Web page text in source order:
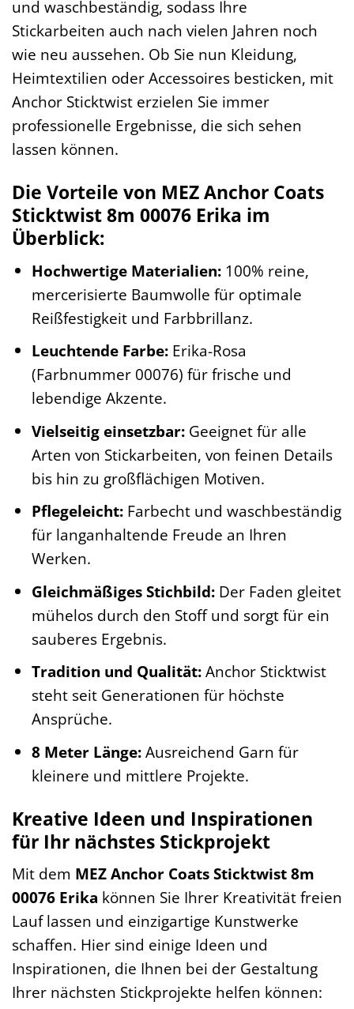
und waschbeständig, sodass Ihre
Stickarbeiten auch nach vielen Jahren noch
wie neu aussehen. Ob Sie nun Kleidung,
Heimtextilien oder Accessoires besticken, mit
Anchor Sticktwist erzielen Sie immer
professionelle Ergebnisse, die sich sehen
lassen können.
Die Vorteile von MEZ Anchor Coats
Sticktwist 8m 00076 Erika im
Überblick:
Hochwertige Materialien:100% reine,
mercerisierte Baumwolle für optimale
Reißfestigkeit und Farbbrillanz.
Leuchtende Farbe:Erika-Rosa
(Farbnummer 00076) für frische und
lebendige Akzente.
Vielseitig einsetzbar:Geeignet für alle
Arten von Stickarbeiten, von feinen Details
bis hin zu großflächigen Motiven.
Pflegeleicht:Farbecht und waschbeständig
für langanhaltende Freude an Ihren
Werken.
Gleichmäßiges Stichbild:Der Faden gleitet
mühelos durch den Stoff und sorgt für ein
sauberes Ergebnis.
Tradition und Qualität:Anchor Sticktwist
steht seit Generationen für höchste
Ansprüche.
8 Meter Länge:Ausreichend Garn für
kleinere und mittlere Projekte.
Kreative Ideen und Inspirationen
für Ihr nächstes Stickprojekt
Mit dem MEZ Anchor Coats Sticktwist 8m
00076 Erika können Sie Ihrer Kreativität freien
Lauf lassen und einzigartige Kunstwerke
schaffen. Hier sind einige Ideen und
Inspirationen, die Ihnen bei der Gestaltung
Ihrer nächsten Stickprojekte helfen können: